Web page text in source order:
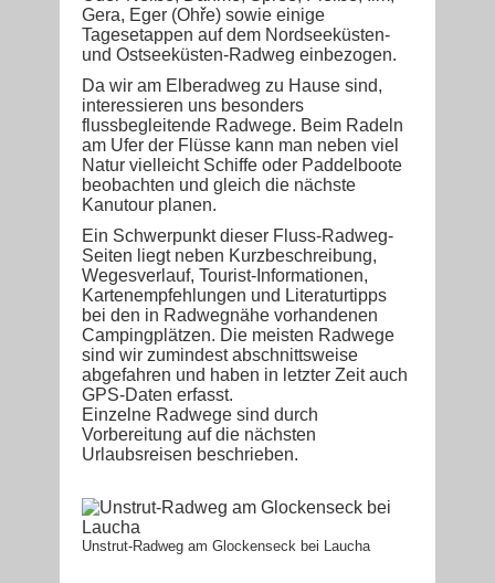
Gera, Eger (Ohře) sowie einige
Tagesetappen auf dem Nordseeküsten-
und Ostseeküsten-Radweg einbezogen.
Da wir am Elberadweg zu Hause sind,
interessieren uns besonders
flussbegleitende Radwege. Beim Radeln
am Ufer der Flüsse kann man neben viel
Natur vielleicht Schiffe oder Paddelboote
beobachten und gleich die nächste
Kanutour planen.
Ein Schwerpunkt dieser Fluss-Radweg-
Seiten liegt neben Kurzbeschreibung,
Wegesverlauf, Tourist-Informationen,
Kartenempfehlungen und Literaturtipps
bei den in Radwegnähe vorhandenen
Campingplätzen. Die meisten Radwege
sind wir zumindest abschnittsweise
abgefahren und haben in letzter Zeit auch
GPS-Daten erfasst.
Einzelne Radwege sind durch
Vorbereitung auf die nächsten
Urlaubsreisen beschrieben.
Unstrut-Radweg am Glockenseck bei Laucha